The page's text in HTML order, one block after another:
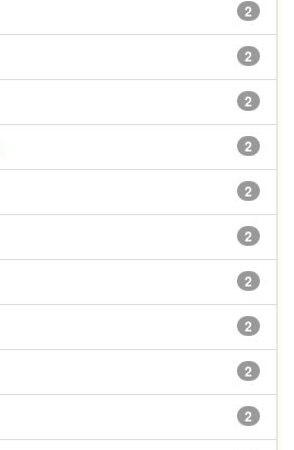
2
2
2
2
2
2
2
2
2
2